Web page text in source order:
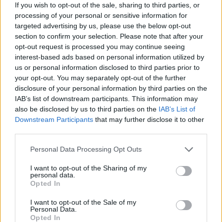
If you wish to opt-out of the sale, sharing to third parties, or
processing of your personal or sensitive information for
targeted advertising by us, please use the below opt-out
section to confirm your selection. Please note that after your
opt-out request is processed you may continue seeing
interest-based ads based on personal information utilized by
us or personal information disclosed to third parties prior to
your opt-out. You may separately opt-out of the further
disclosure of your personal information by third parties on the
IAB’s list of downstream participants. This information may
also be disclosed by us to third parties on the IAB’s List of
Downstream Participants that may further disclose it to other
Personal Data Processing Opt Outs
I want to opt-out of the Sharing of my
personal data.
Opted In
I want to opt-out of the Sale of my
Personal Data.
Opted In
vezetője a MediaWorks-szakítás után olvasói
támogatásból próbálná újraindítani a lapot. A
Szemben Kócziánnal vendége Huth Gergely
volt, akivel Kóczián Péter a Pesti Srácok
megszűnéséről, a MediaWorks döntéséről, az
újraindulás esélyeiről, a jobboldali média
hibáiról, a Fidesz választási vereségéről,
Magyar Péterről, a szuverenitásról és a
jobboldal jövőjéről beszélgetett.
Kihal-e az újságírás a bekerített
interneten?
Google vagy a Meta nagyban.